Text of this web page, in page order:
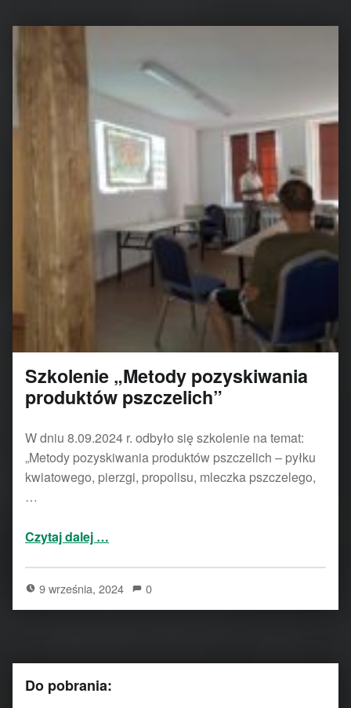
Szkolenie „Metody pozyskiwania
produktów pszczelich”
W dniu 8.09.2024 r. odbyło się szkolenie na temat:
„Metody pozyskiwania produktów pszczelich – pyłku
kwiatowego, pierzgi, propolisu, mleczka pszczelego,
…
Czytaj dalej …
9 września, 2024 0
Do pobrania: